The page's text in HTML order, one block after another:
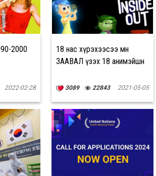
2000
2022-02-28
18 нас хүрэхээсээ өмнө
ЗААВАЛ үзэх 18 анимэйшн
3089 22843 2021-05-05